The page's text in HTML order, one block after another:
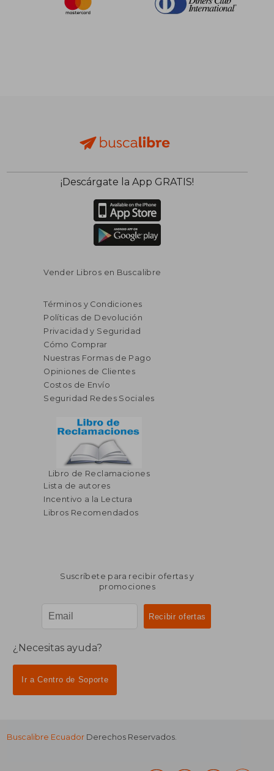
¡Descárgate la App GRATIS!
Vender Libros en Buscalibre
Términos y Condiciones
Políticas de Devolución
Privacidad y Seguridad
Cómo Comprar
Nuestras Formas de Pago
Opiniones de Clientes
Costos de Envío
Seguridad Redes Sociales
Libro de Reclamaciones
Lista de autores
Incentivo a la Lectura
Libros Recomendados
Suscríbete para recibir ofertas y
promociones
¿Necesitas ayuda?
Ir a Centro de Soporte
Buscalibre Ecuador Derechos Reservados.